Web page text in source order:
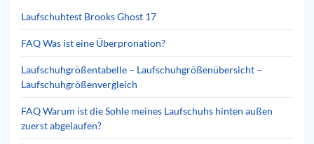
Laufschuhtest Brooks Ghost 17
FAQ Was ist eine Überpronation?
Laufschuhgrößentabelle – Laufschuhgrößenübersicht –
Laufschuhgrößenvergleich
FAQ Warum ist die Sohle meines Laufschuhs hinten außen
zuerst abgelaufen?